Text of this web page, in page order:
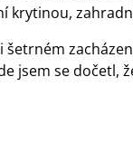
krytinou,
šetrném
jsem se dočetl,